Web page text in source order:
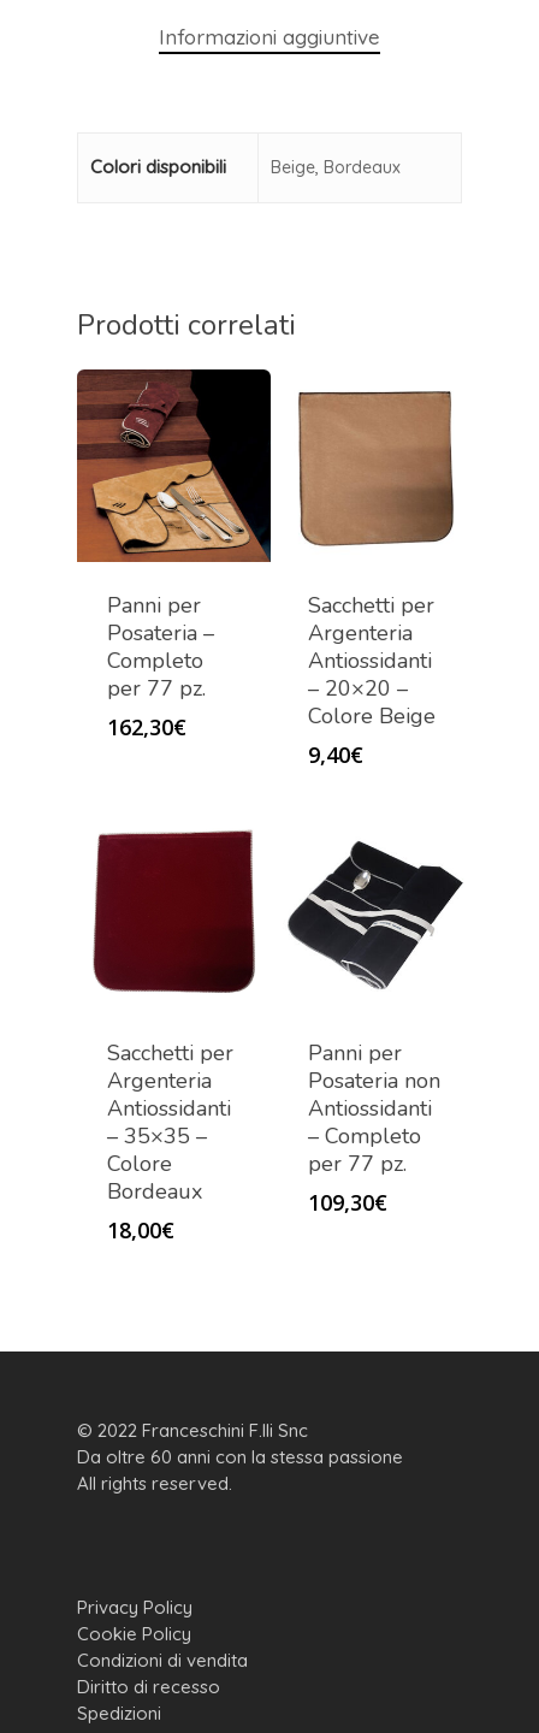
Informazioni aggiuntive
Colori disponibili Beige, Bordeaux
Prodotti correlati
Panni per
Posateria –
Completo
per 77 pz.
162,30€
Sacchetti per
Argenteria
Antiossidanti
– 20×20 –
Colore Beige
9,40€
Sacchetti per
Argenteria
Antiossidanti
– 35×35 –
Colore
Bordeaux
18,00€
Panni per
Posateria non
Antiossidanti
– Completo
per 77 pz.
109,30€
© 2022 Franceschini F.lli Snc
Da oltre 60 anni con la stessa passione
All rights reserved.
Privacy Policy
Cookie Policy
Condizioni di vendita
Diritto di recesso
Spedizioni